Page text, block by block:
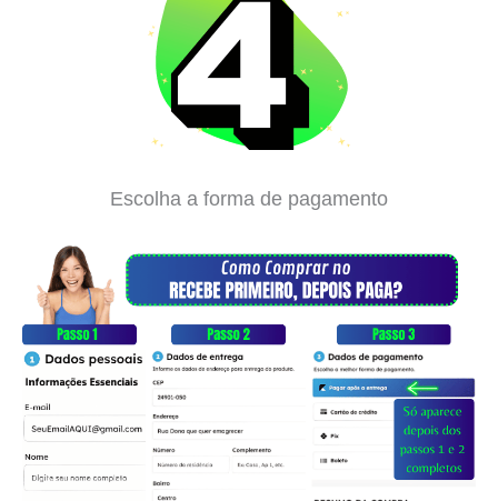
Escolha a forma de pagamento